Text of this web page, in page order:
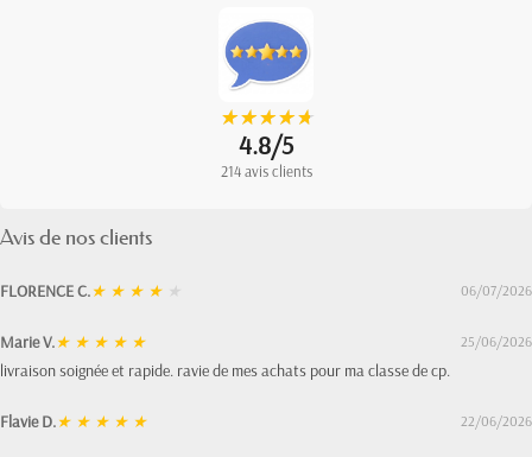
★
★★
★★
★★
★★
★
4.8/5
214 avis clients
Avis de nos clients
FLORENCE C.★ ★ ★ ★ ★ 06/07/2026
Marie V.★ ★ ★ ★ ★ 25/06/2026
livraison soignée et rapide. ravie de mes achats pour ma classe de cp.
Flavie D.★ ★ ★ ★ ★ 22/06/2026